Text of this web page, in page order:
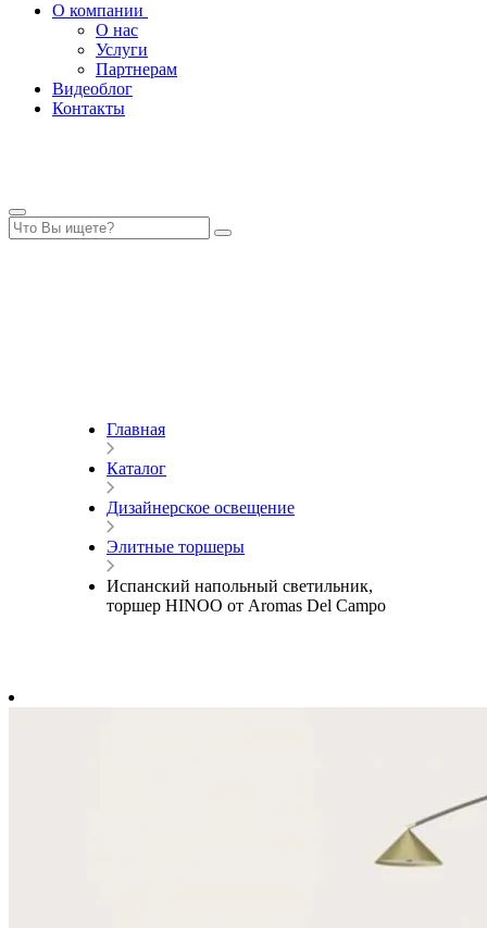
О компании
О нас
Услуги
Партнерам
Видеоблог
Контакты
Главная
Каталог
Дизайнерское освещение
Элитные торшеры
Испанский напольный светильник,
торшер HINOO от Aromas Del Campo